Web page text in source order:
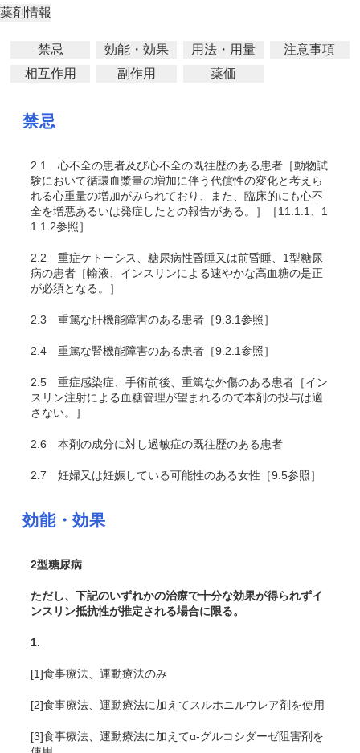
薬剤情報
禁忌 効能・効果 用法・用量
注意事項
相互作用
副作用 薬価
禁忌
2.1
心不全の患者及び心不全の既往歴のある患者［動物試
験において循環血漿量の増加に伴う代償性の変化と考えら
れる心重量の増加がみられており、また、臨床的にも心不
全を増悪あるいは発症したとの報告がある。］［11.1.1、1
1.1.2参照］
2.2 重症ケトーシス、糖尿病性昏睡又は前昏睡、1型糖尿
病の患者［輸液、インスリンによる速やかな高血糖の是正
が必須となる。］
2.3 重篤な肝機能障害のある患者［9.3.1参照］
2.4 重篤な腎機能障害のある患者［9.2.1参照］
2.5 重症感染症、手術前後、重篤な外傷のある患者［イン
スリン注射による血糖管理が望まれるので本剤の投与は適
さない。］
2.6 本剤の成分に対し過敏症の既往歴のある患者
2.7 妊婦又は妊娠している可能性のある女性［9.5参照］
効能・効果
2型糖尿病
ただし、下記のいずれかの治療で十分な効果が得られずイ
ンスリン抵抗性が推定される場合に限る。
1.
[1]食事療法、運動療法のみ
[2]食事療法、運動療法に加えてスルホニルウレア剤を使用
[3]食事療法、運動療法に加えてα-グルコシダーゼ阻害剤を